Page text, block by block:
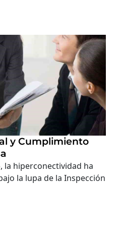
y Cumplimiento
la hiperconectividad ha
la lupa de la Inspección